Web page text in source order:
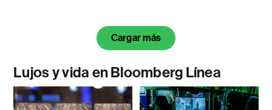
Cargar más
Lujos y vida en Bloomberg Línea